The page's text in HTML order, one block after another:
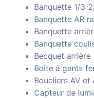
Banquette 1/3-
Banquette AR
Banquette
Banquette
Becquet arrière
Boite à gants
Boucliers AV et
Capteur de